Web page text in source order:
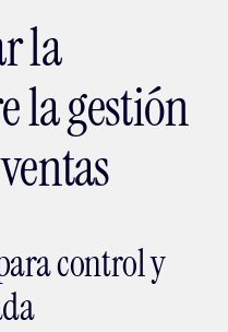
la
la gestión
control y